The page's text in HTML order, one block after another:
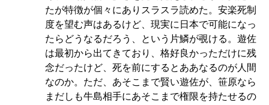
たが特徴が個々にありスラスラ読めた。安楽死制
度を望む声はあるけど、現実に日本で可能になっ
たらどうなるだろう、という片鱗が覗ける。遊佐
は最初から出てきており、格好良かっただけに残
念だったけど、死を前にするとああなるのが人間
なのか。ただ、あそこまで賢い遊佐が、笹原なら
まだしも牛島相手にあそこまで権限を持たせるの